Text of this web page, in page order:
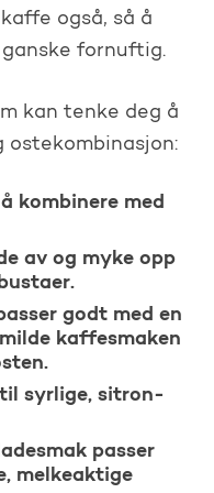
også, så å
fornuftig.
kan tenke deg å
ostekombinasjon:
kombinere med
av og myke opp
godt med en
kaffesmaken
syrlige, sitron-
passer
melkeaktige